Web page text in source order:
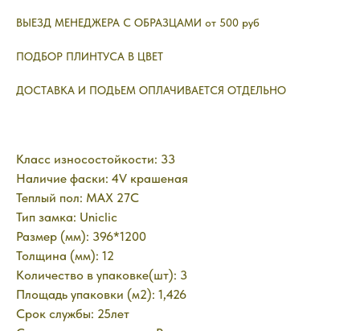
ВЫЕЗД МЕНЕДЖЕРА С ОБРАЗЦАМИ от 500 руб
ПОДБОР ПЛИНТУСА В ЦВЕТ
ДОСТАВКА И ПОДЬЕМ ОПЛАЧИВАЕТСЯ ОТДЕЛЬНО
Класс износостойкости: 33
Наличие фаски: 4V крашеная
Теплый пол: MAX 27C
Тип замка: Uniclic
Размер (мм): 396*1200
Толщина (мм): 12
Количество в упаковке(шт): 3
Площадь упаковки (м2): 1,426
Срок службы: 25лет